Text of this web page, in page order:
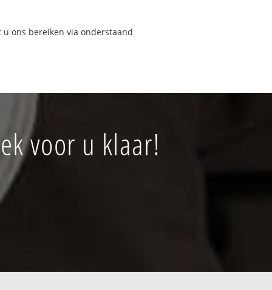
ons bereiken via onderstaand
voor u klaar!